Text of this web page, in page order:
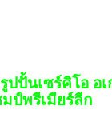
ปั้นเซร์คิโอ อเ
ป์พรีเมียร์ลีก